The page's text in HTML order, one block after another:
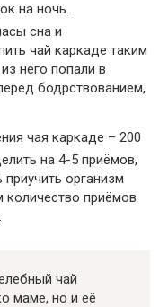
на ночь.
сна и
чай каркаде таким
него попали в
бодрствованием,
чая каркаде – 200
на 4-5 приёмов,
организм
количество приёмов
чай
маме, но и её